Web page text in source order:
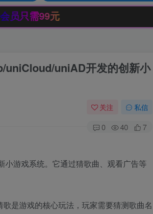
uniCloud/uniAD开发的创新小
关注 私信
0 40 7
游戏系统。它通过猜歌曲、观看广告等
是游戏的核心玩法，玩家需要猜测歌曲名